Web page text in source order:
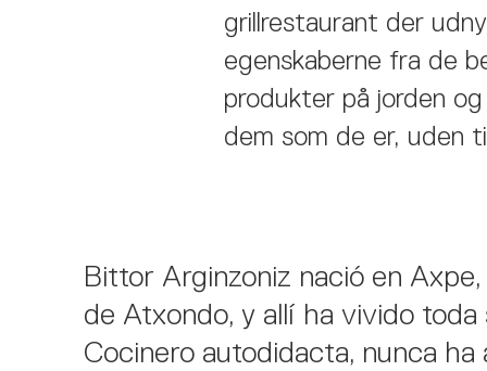
grillrestaurant der
egenskaberne fra de
produkter på jorden
dem som de er, uden
Bittor Arginzoniz nació en Axpe,
de Atxondo, y allí ha vivido toda
Cocinero autodidacta, nunca ha